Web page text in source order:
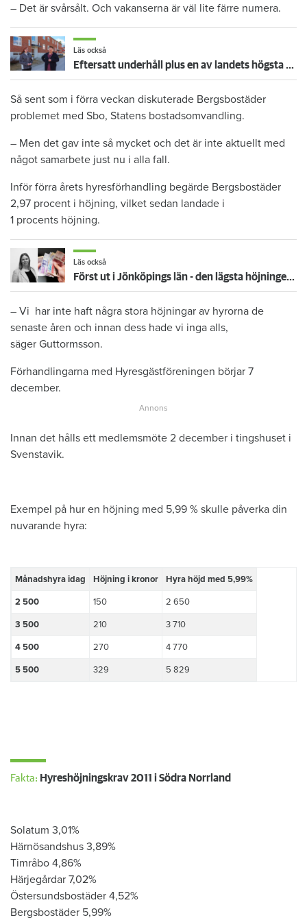
– Det är svårsålt. Och vakanserna är väl lite färre numera.
Läs också
Eftersatt underhåll plus en av landets högsta hyreshöjningar – hyresgäster får ta smällen för miljonförlusterna
Så sent som i förra veckan diskuterade Bergsbostäder
problemet med Sbo, Statens bostadsomvandling.
– Men det gav inte så mycket och det är inte aktuellt med
något samarbete just nu i alla fall.
Inför förra årets hyresförhandling begärde Bergsbostäder
2,97 procent i höjning, vilket sedan landade i
1 procents höjning.
Läs också
Först ut i Jönköpings län - den lägsta höjningen på flera år: "Vi är på väg neråt nu"
– Vi har inte haft några stora höjningar av hyrorna de
senaste åren och innan dess hade vi inga alls,
säger Guttormsson.
Förhandlingarna med Hyresgästföreningen börjar 7
december.
Innan det hålls ett medlemsmöte 2 december i tingshuset i
Svenstavik.
Exempel på hur en höjning med 5,99 % skulle påverka din
nuvarande hyra:
​Månadshyra idag ​Höjning i kronor ​Hyra höjd med 5,99%
​2 500 ​150 ​2 650
​3 500 ​210 ​3 710
​4 500 ​270 ​4 770
​5 500 329 ​5 829
Fakta: Hyreshöjningskrav 2011 i Södra Norrland
Solatum 3,01%
Härnösandshus 3,89%
Timråbo 4,86%
Härjegårdar 7,02%
Östersundsbostäder 4,52%
Bergsbostäder 5,99%